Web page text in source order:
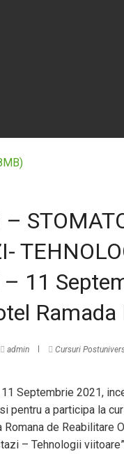
– 11
Ramada
admin Cursuri
Septembrie 2021,
pentru a participa la
de Reabilitare
– Tehnologii